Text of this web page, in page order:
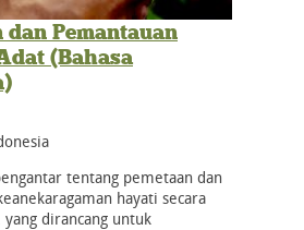
dan Pemantauan
(Bahasa
tentang pemetaan dan
hayati secara
dirancang untuk